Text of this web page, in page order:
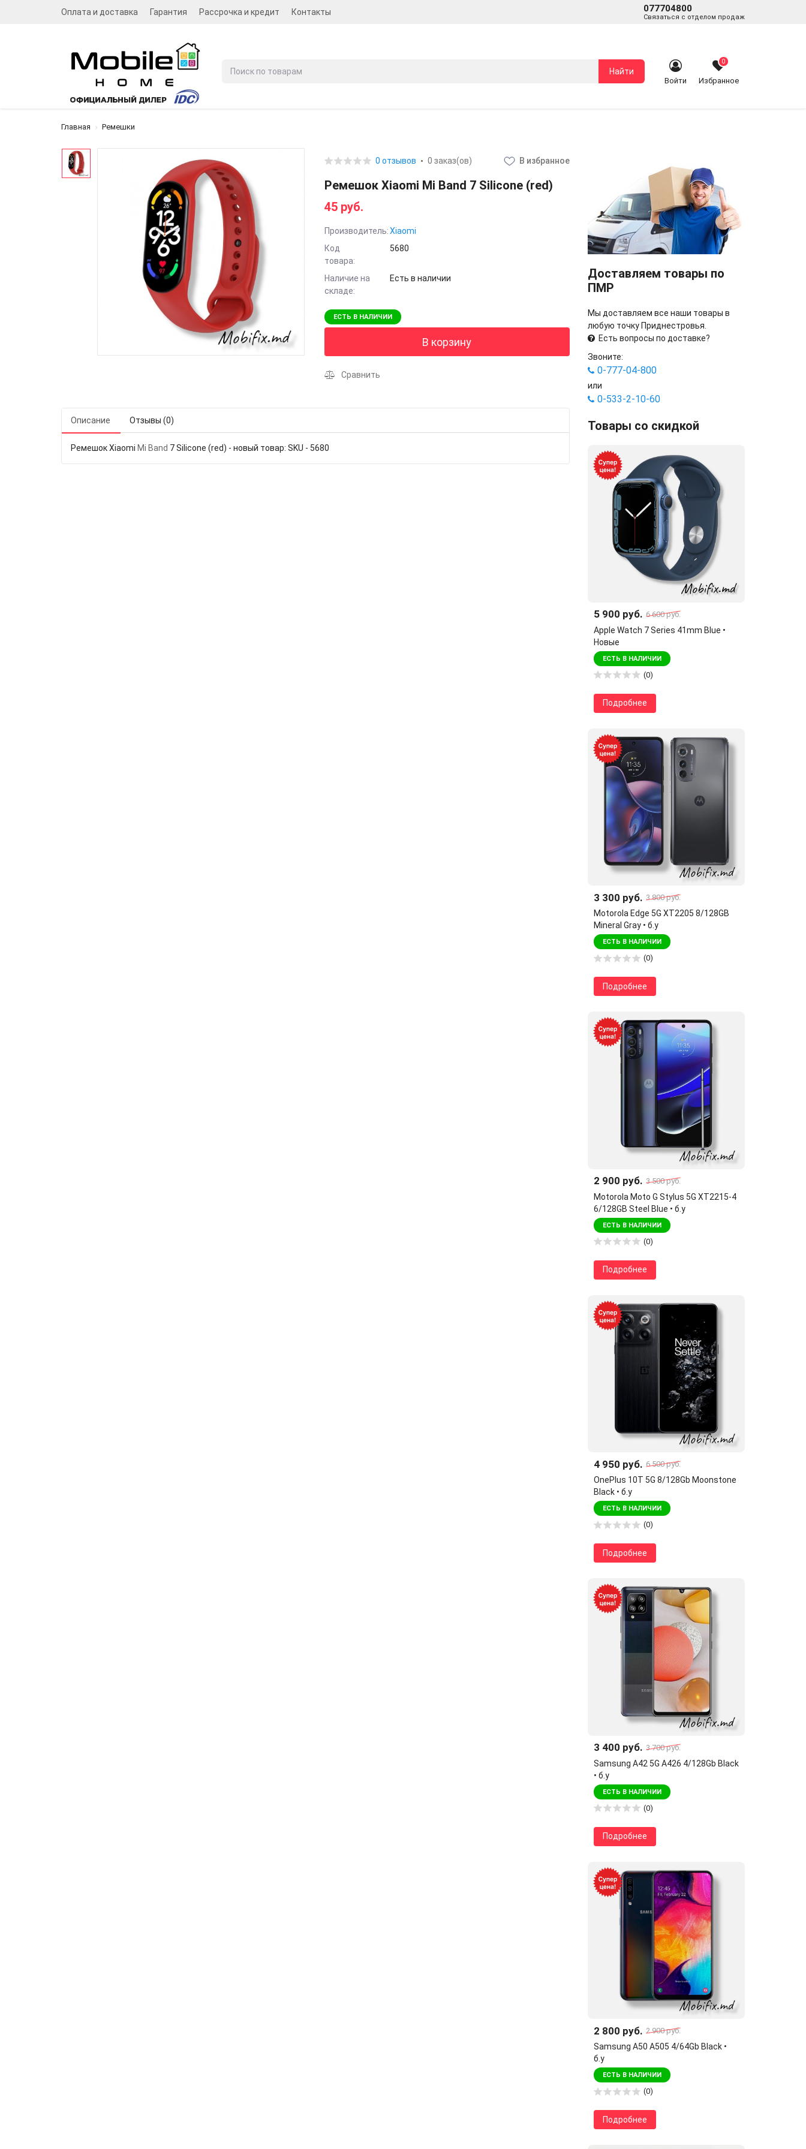
Оплата и доставка Гарантия Рассрочка и кредит Контакты 077704800
Связаться с отделом продаж
Найти
Войти
0
Избранное
Главная Ремешки
0 отзывов 0 заказ(ов) В избранное
Ремешок Xiaomi Mi Band 7 Silicone (red)
45 руб.
Производитель: Xiaomi
Код
товара:
5680
Наличие на
складе:
Есть в наличии
ЕСТЬ В НАЛИЧИИ
В корзину
Сравнить
Описание Отзывы (0)
Ремешок Xiaomi Mi Band 7 Silicone (red) - новый товар: SKU - 5680
Доставляем товары по
ПМР
Мы доставляем все наши товары в
любую точку Приднестровья.
Есть вопросы по доставке?
Звоните:
0-777-04-800
или
0-533-2-10-60
Товары со скидкой
5 900 руб. 6 600 руб.
Apple Watch 7 Series 41mm Blue •
Новые
ЕСТЬ В НАЛИЧИИ
(0)
Подробнее
3 300 руб. 3 800 руб.
Motorola Edge 5G XT2205 8/128GB
Mineral Gray • б.у
ЕСТЬ В НАЛИЧИИ
(0)
Подробнее
2 900 руб. 3 500 руб.
Motorola Moto G Stylus 5G XT2215-4
6/128GB Steel Blue • б.у
ЕСТЬ В НАЛИЧИИ
(0)
Подробнее
4 950 руб. 6 500 руб.
OnePlus 10T 5G 8/128Gb Moonstone
Black • б.у
ЕСТЬ В НАЛИЧИИ
(0)
Подробнее
3 400 руб. 3 700 руб.
Samsung A42 5G A426 4/128Gb Black
• б.у
ЕСТЬ В НАЛИЧИИ
(0)
Подробнее
2 800 руб. 2 900 руб.
Samsung A50 A505 4/64Gb Black •
б.у
ЕСТЬ В НАЛИЧИИ
(0)
Подробнее